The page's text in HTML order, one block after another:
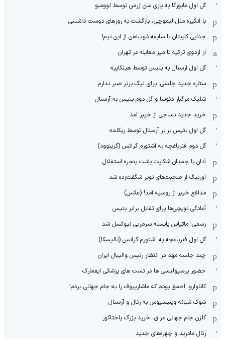
گل اول مایورکا به پاری سن ژرمن توسط لوومبو
با انگیزه مثل لیموچی، بازگشت به روزهای دوست داشتنی
جدایی کاپیتان با سابقه ذوب‌آهن از این تیم!
از اردوی ترکیه تا میز معاینه در تهران
گل اول آرسنال به بتیس توسط هینکاپیه
ستاره جدید چلسی: برای لیگ برتر صبر ندارم
شلیک مرگبار دئوسا و گل دوم بتیس به آرسنال
خرید جدید نساجی از خیبر آمد
گل اول بتیس برابر آرسنال توسط ریکلمه
گل دوم فنرباغچه به اشتورم گراتس (گرینوود)
آدان با چمدان شکایت پشت پنجره استقلال
اوربیگ از صحبت‌های نویر شگفت‌زده شد
مدافع خیبر از روسیه آمد! (عکس)
آمادگی توپچی‌ها برای تقابل برابر بتیس
رسمی: ماتیاس یایسله سرمربی نیوکسل شد
گل اول فنرباغچه به اشتورم گراتس (تالیسکا)
چند جلسه مهم در انتظار رئیس والیبال ایران
حضور پرسپولیسی ها در تست های پزشکی ایفمارک
کاناوارو: احمق بودم که ماشاریپوف را به جام جهانی بردم!
شوک شبانه وینیسیوس به رئال و آرسنال
گلزن جام جهانی عراق، خرید بزرگ پاختاکور
رئال مادرید و چهره‌های جدید